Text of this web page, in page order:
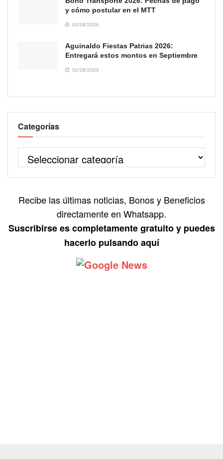
y cómo postular en el MTT
03/08/2026
Aguinaldo Fiestas Patrias 2026:
Entregará estos montos en Septiembre
02/08/2026
Categorías
Recibe las últimas noticias, Bonos y Beneficios
directamente en Whatsapp.
Suscribirse es completamente gratuito y puedes
hacerlo pulsando aquí